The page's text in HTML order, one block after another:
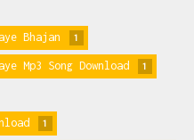
Bhajan 1
Mp3 Song Download 1
1